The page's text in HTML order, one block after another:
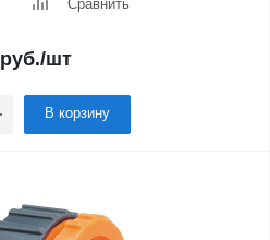
Сравнить
руб./шт
В корзину